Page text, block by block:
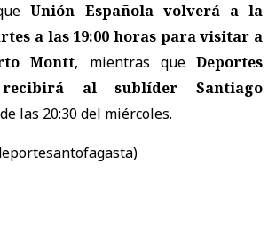
Unión Española volverá a la
a las 19:00 horas para visitar a
Montt, mientras queDeportes
recibirá al sublíder Santiago
las 20:30 del miércoles.